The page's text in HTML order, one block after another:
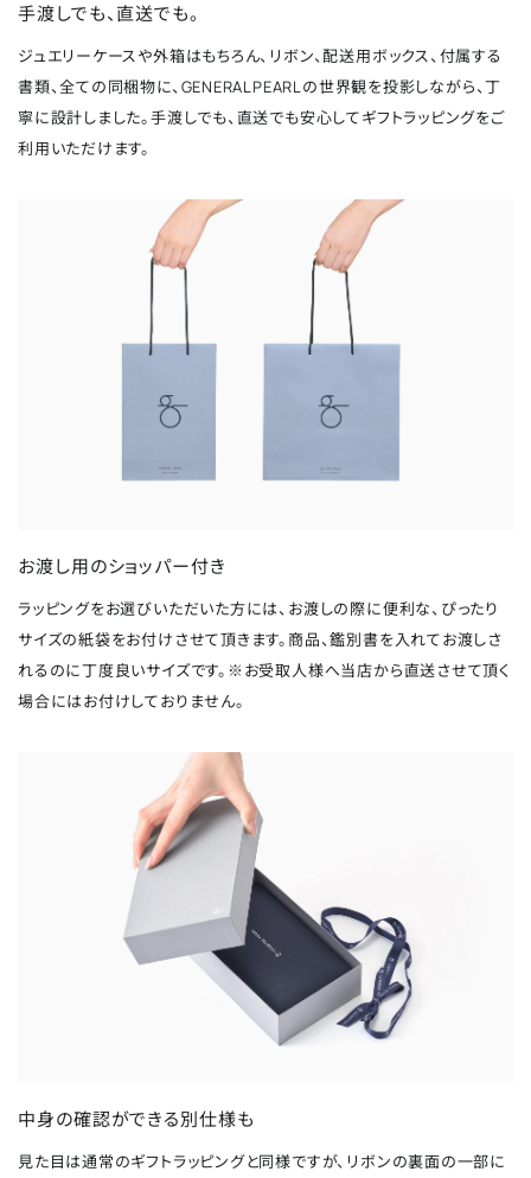
手渡しでも、直送でも。
ジュエリーケースや外箱はもちろん、リボン、配送用ボックス、付属する
書類、全ての同梱物に、GENERALPEARLの世界観を投影しながら、丁
寧に設計しました。手渡しでも、直送でも安心してギフトラッピングをご
利用いただけます。
お渡し用のショッパー付き
ラッピングをお選びいただいた方には、お渡しの際に便利な、ぴったり
サイズの紙袋をお付けさせて頂きます。商品、鑑別書を入れてお渡しさ
れるのに丁度良いサイズです。※お受取人様へ当店から直送させて頂く
場合にはお付けしておりません。
中身の確認ができる別仕様も
見た目は通常のギフトラッピングと同様ですが、リボンの裏面の一部に